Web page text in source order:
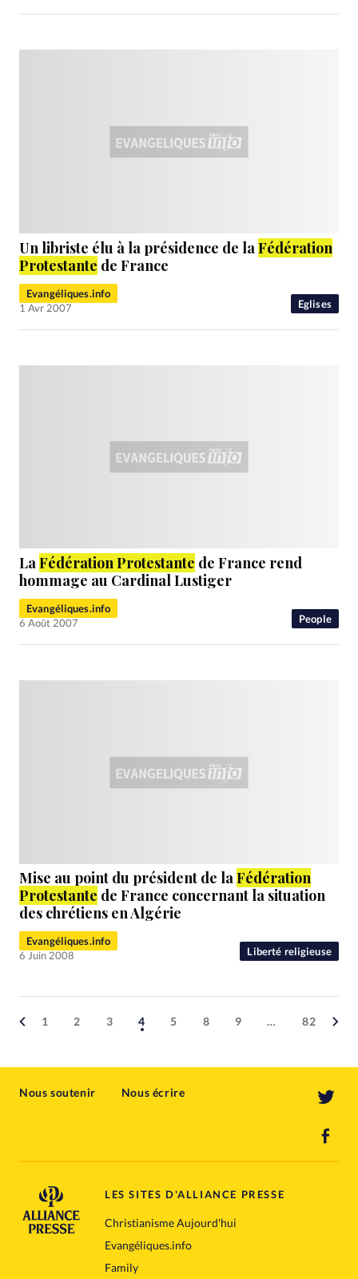
Eglises
Un libriste élu à la présidence de la Fédération
Protestante de France
Evangéliques.info
1 Avr 2007
People
LaFédération Protestante de France rend
hommage au Cardinal Lustiger
Evangéliques.info
6 Août 2007
Liberté religieuse
Mise au point du président de laFédération
Protestante de France concernant la situation
des chrétiens en Algérie
Evangéliques.info
6 Juin 2008
1 2 3 4 5 8 9 … 82
Nous soutenir Nous écrire
LES SITES D'ALLIANCE PRESSE
Christianisme Aujourd'hui
Evangéliques.info
Family